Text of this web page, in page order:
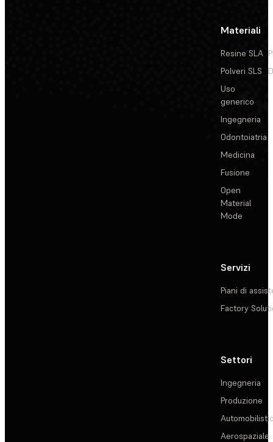
Materiali
Resine SLA
Polveri SLS
Uso
generico
Ingegneria
Odontoiatria
Medicina
Fusione
Open
Material
Mode
Servizi
Piani di
Factory
Settori
Ingegneria
Produzione
Aerospaziale